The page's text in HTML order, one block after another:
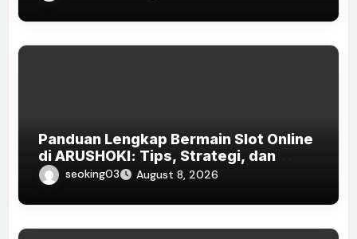
Panduan Lengkap Bermain Slot Online
di ARUSHOKI: Tips, Strategi, dan
Game Terpopuler di Indonesia 2026
seoking03 August 8, 2026